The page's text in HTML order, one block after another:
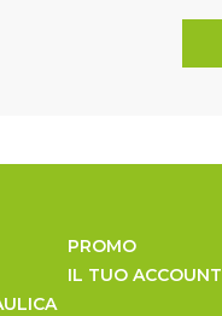
PROMO
IL TUO ACCOUNT